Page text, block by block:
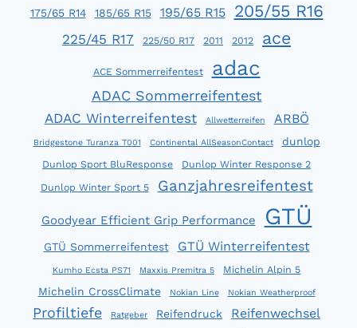
IMMER
SEIN
175/65 R14 185/65 R15 195/65 R15 205/55 R16
225/45 R17 225/50 R17 2011 2012 ace
ACE Sommerreifentest adac
ADAC Sommerreifentest
ADAC Winterreifentest Allwetterreifen ARBÖ
Bridgestone Turanza T001 Continental AllSeasonContact dunlop
Dunlop Sport BluResponse
Dunlop Winter Response 2
Dunlop Winter Sport 5
Ganzjahresreifentest
Goodyear Efficient Grip Performance GTÜ
GTÜ Sommerreifentest GTÜ Winterreifentest
Kumho Ecsta PS71 Maxxis Premitra 5 Michelin Alpin 5
Michelin CrossClimate Nokian Line Nokian Weatherproof
Profiltiefe Ratgeber Reifendruck Reifenwechsel